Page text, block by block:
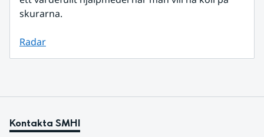
skurarna.
Radar
Kontakta SMHI